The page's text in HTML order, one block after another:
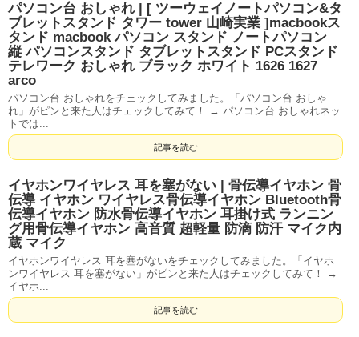
パソコン台 おしゃれ | [ ツーウェイノートパソコン&タ
ブレットスタンド タワー tower 山崎実業 ]macbookス
タンド macbook パソコン スタンド ノートパソコン
縦 パソコンスタンド タブレットスタンド PCスタンド
テレワーク おしゃれ ブラック ホワイト 1626 1627
arco
パソコン台 おしゃれをチェックしてみました。「パソコン台 おしゃ
れ」がピンと来た人はチェックしてみて！ → パソコン台 おしゃれネッ
トでは...
記事を読む
イヤホンワイヤレス 耳を塞がない | 骨伝導イヤホン 骨
伝導 イヤホン ワイヤレス骨伝導イヤホン Bluetooth骨
伝導イヤホン 防水骨伝導イヤホン 耳掛け式 ランニン
グ用骨伝導イヤホン 高音質 超軽量 防滴 防汗 マイク内
蔵 マイク
イヤホンワイヤレス 耳を塞がないをチェックしてみました。「イヤホ
ンワイヤレス 耳を塞がない」がピンと来た人はチェックしてみて！ →
イヤホ...
記事を読む